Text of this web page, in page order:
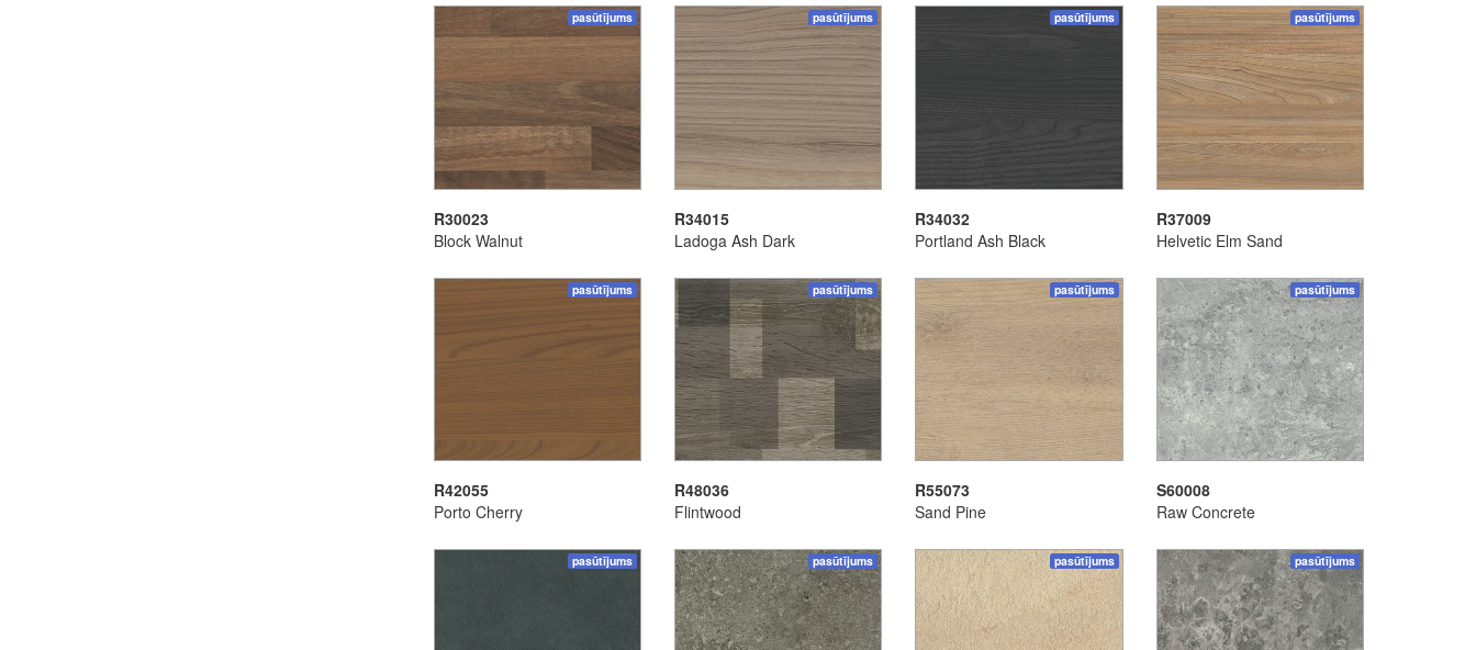
pasūtījums
R30023
Block Walnut
pasūtījums
R34015
Ladoga Ash Dark
pasūtījums
R34032
Portland Ash Black
pasūtījums
R37009
Helvetic Elm Sand
pasūtījums
R42055
Porto Cherry
pasūtījums
R48036
Flintwood
pasūtījums
R55073
Sand Pine
pasūtījums
S60008
Raw Concrete
pasūtījums pasūtījums pasūtījums pasūtījums